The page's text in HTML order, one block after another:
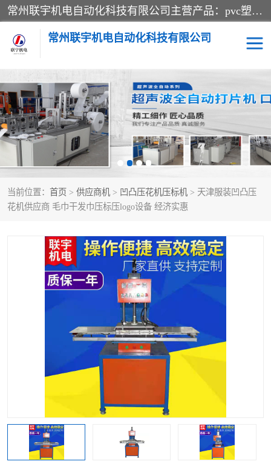
常州联宇机电自动化科技有限公司主营产品：pvc塑料焊机、高频热合机、软膜天花压边机、服装布料凹凸压花机、布料3d压印设备、服装植胶设备、超声波布料花边机、无纺布热合机、全自动压花机。
常州联宇机电自动化科技有限公司
当前位置： 首页 > 供应商机 > 凹凸压花机压标机 > 天津服装凹凸压
花机供应商 毛巾干发巾压标压logo设备 经济实惠
压花定型机以及压花模具 超声波热合机
高频热合机 超声波花边机
超声波复合压花机 凹凸压花机压标机
3040凹凸压花机 双头服装凹凸压花机
高频压花压标机 自动超声波打片成型机
泡壳包装封口机 海绵产品成型机